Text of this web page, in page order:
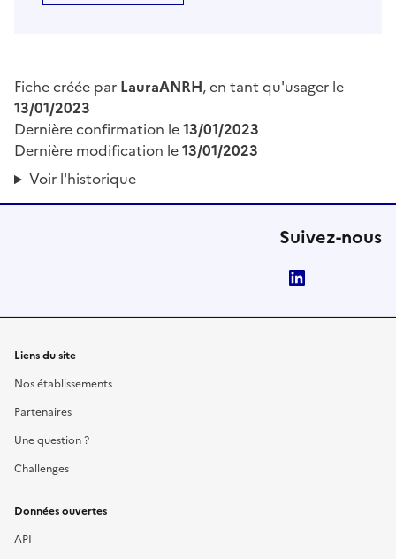
Fiche créée par LauraANRH, en tant qu'usager le
13/01/2023
Dernière confirmation le13/01/2023
Dernière modification le13/01/2023
Voir l'historique
Suivez-nous
Liens du site
Nos établissements
Partenaires
Une question ?
Challenges
Données ouvertes
API